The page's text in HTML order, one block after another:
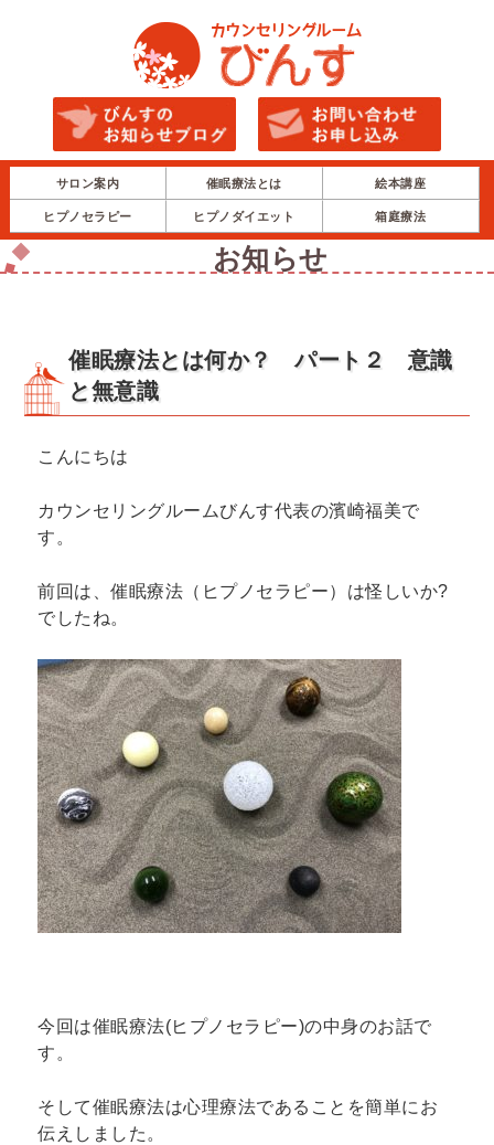
サロン案内 催眠療法とは 絵本講座
ヒプノセラピー ヒプノダイエット 箱庭療法
お知らせ
催眠療法とは何か？ パート２ 意識
と無意識
こんにちは
カウンセリングルームびんす代表の濱崎福美で
す。
前回は、催眠療法（ヒプノセラピー）は怪しいか?
でしたね。
今回は催眠療法(ヒプノセラピー)の中身のお話で
す。
そして催眠療法は心理療法であることを簡単にお
伝えしました。